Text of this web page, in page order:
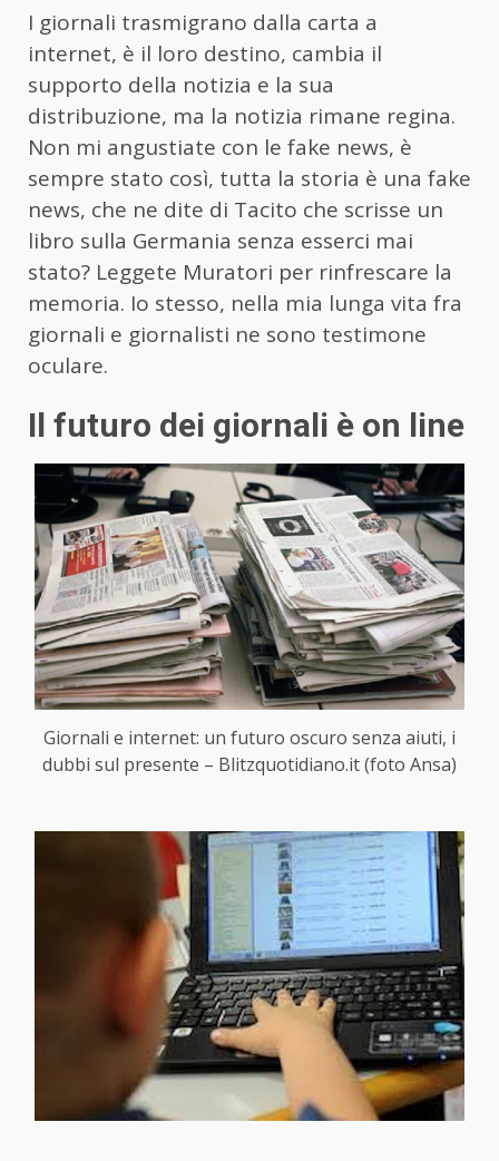
I giornali trasmigrano dalla carta a
internet, è il loro destino, cambia il
supporto della notizia e la sua
distribuzione, ma la notizia rimane regina.
Non mi angustiate con le fake news, è
sempre stato così, tutta la storia è una fake
news, che ne dite di Tacito che scrisse un
libro sulla Germania senza esserci mai
stato? Leggete Muratori per rinfrescare la
memoria. Io stesso, nella mia lunga vita fra
giornali e giornalisti ne sono testimone
oculare.
Il futuro dei giornali è on line
Giornali e internet: un futuro oscuro senza aiuti, i
dubbi sul presente – Blitzquotidiano.it (foto Ansa)